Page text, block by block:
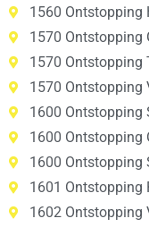
1560 Ontstopping
1570 Ontstopping
1570 Ontstopping
1570 Ontstopping
1600 Ontstopping
1600 Ontstopping
1600 Ontstopping
1601 Ontstopping
1602 Ontstopping